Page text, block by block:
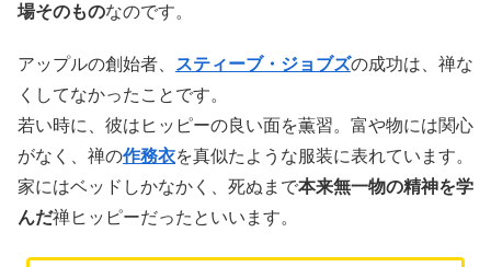
場そのものなのです。
アップルの創始者、 スティーブ・ジョブズの成功は、禅な
くしてなかったことです。
若い時に、彼はヒッピーの良い面を薫習。富や物には関心
がなく、禅の作務衣を真似たような服装に表れています。
家にはベッドしかなかく、死ぬまで本来無一物の精神を学
んだ禅ヒッピーだったといいます。